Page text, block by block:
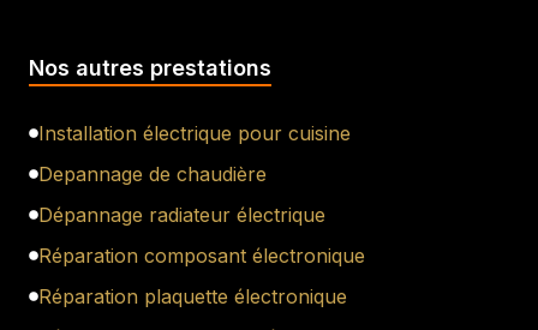
Nos autres prestations
Installation électrique pour cuisine
Depannage de chaudière
Dépannage radiateur électrique
Réparation composant électronique
Réparation plaquette électronique